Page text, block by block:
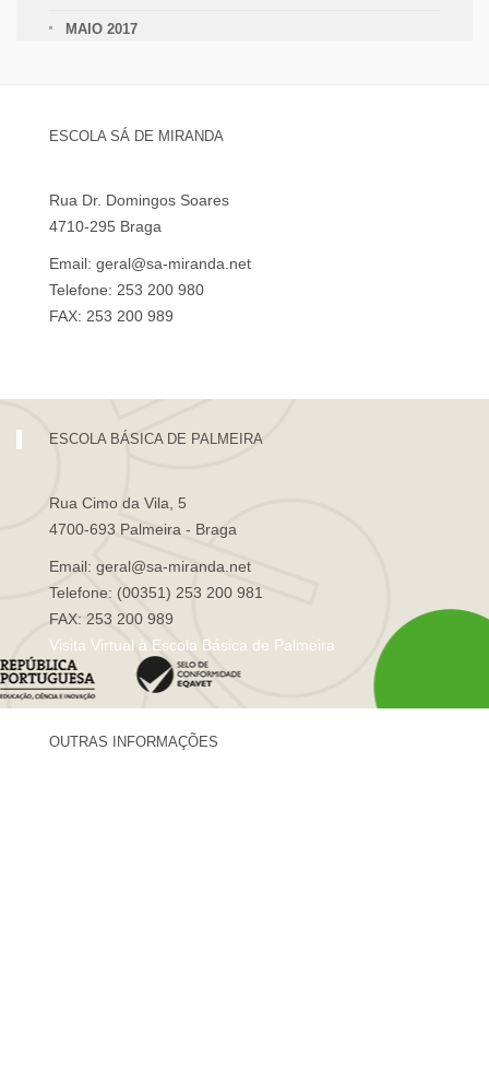
MAIO 2017
ESCOLA SÁ DE MIRANDA
Rua Dr. Domingos Soares
4710-295 Braga
Email: geral@sa-miranda.net
Telefone: 253 200 980
FAX: 253 200 989
ESCOLA BÁSICA DE PALMEIRA
Rua Cimo da Vila, 5
4700-693 Palmeira - Braga
Email: geral@sa-miranda.net
Telefone: (00351) 253 200 981
FAX: 253 200 989
Visita Virtual à Escola Básica de Palmeira
OUTRAS INFORMAÇÕES